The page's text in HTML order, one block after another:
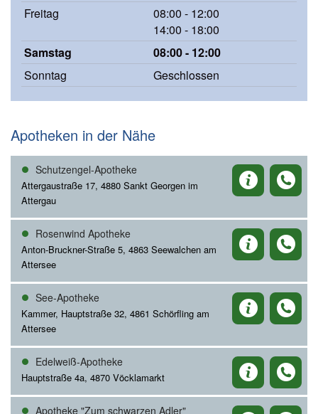
Freitag
08:00 - 12:00
14:00 - 18:00
Samstag
08:00 - 12:00
Sonntag
Geschlossen
Apotheken in der Nähe
Schutzengel-Apotheke
Attergaustraße 17, 4880 Sankt Georgen im
Attergau
Rosenwind Apotheke
Anton-Bruckner-Straße 5, 4863 Seewalchen am
Attersee
See-Apotheke
Kammer, Hauptstraße 32, 4861 Schörfling am
Attersee
Edelweiß-Apotheke
Hauptstraße 4a, 4870 Vöcklamarkt
Apotheke "Zum schwarzen Adler"